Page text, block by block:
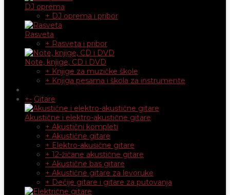
DJ oprema
+ DJ oprema i pribor
Rasveta
+ Rasveta i pribor
Note, knjige, CD i DVD
+ Knjige za muzičke škole
+ Knjiga pesama i škola za instrumente
+- Gitare
Akustične i elektro-akustične gitare
+ Akustični kompleti
+ Akustične gitare
+ Elektro-akusične gitare
+ 12-žičane akustične gitare
+ Akustične bas gitare
+ Akustične gitare za levoruke
+ Dečije gitare i gitare za putovanja